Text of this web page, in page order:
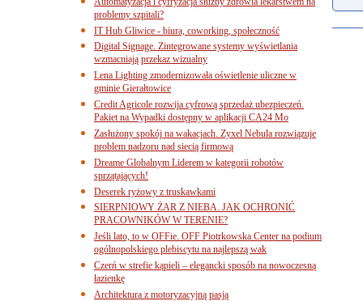
problemy szpitali?
IT Hub Gliwice - biura, coworking, społeczność
Digital Signage. Zintegrowane systemy wyświetlania
wzmacniają przekaz wizualny
Lena Lighting zmodernizowała oświetlenie uliczne w
gminie Gierałtowice
Credit Agricole rozwija cyfrową sprzedaż ubezpieczeń.
Pakiet na Wypadki dostępny w aplikacji CA24 Mo
Zasłużony spokój na wakacjach. Zyxel Nebula rozwiązuje
problem nadzoru nad siecią firmową
Dreame Globalnym Liderem w kategorii robotów
sprzątających!
Deserek ryżowy z truskawkami
SIERPNIOWY ŻAR Z NIEBA. JAK OCHRONIĆ
PRACOWNIKÓW W TERENIE?
Jeśli lato, to w OFFie. OFF Piotrkowska Center na podium
ogólnopolskiego plebiscytu na najlepszą wak
Czerń w strefie kąpieli – elegancki sposób na nowoczesną
łazienkę
Architektura z motoryzacyjną pasją